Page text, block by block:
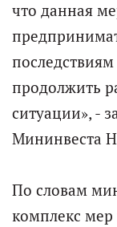
что данная
продолжить
ситуации», -
Мининвеста
По словам
комплекс